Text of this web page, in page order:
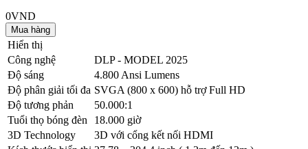
0VND
Hiển thị
Công nghệ
DLP - MODEL 2025
Độ sáng
4.800 Ansi Lumens
Độ phân giải tối đa SVGA (800 x 600) hỗ trợ Full HD
Độ tương phản
50.000:1
Tuổi thọ bóng đèn
18.000 giờ
3D Technology
3D với cổng kết nối HDMI